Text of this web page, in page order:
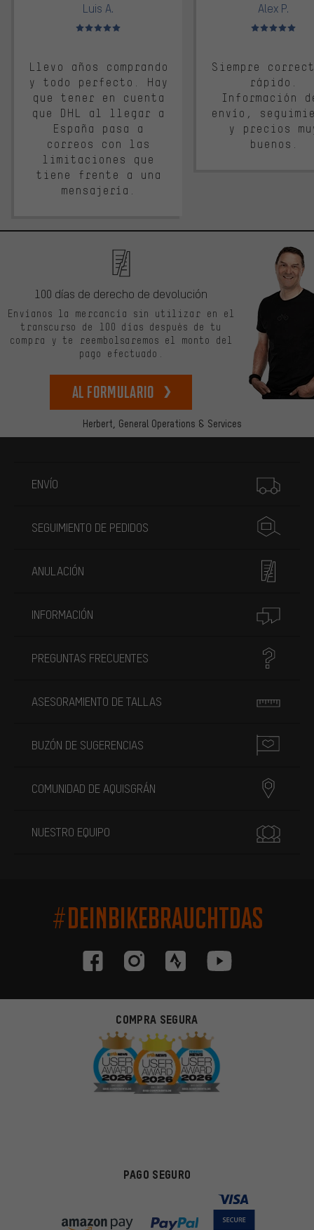
Luis A.
Valoración media: 5 de 5
Llevo años comprando
y todo perfecto. Hay
que tener en cuenta
que DHL al llegar a
España pasa a
correos con las
limitaciones que
tiene frente a una
mensajería.
Alex P.
Valoración
Siempre
rápido.
Información
envío,
y precios
buenos.
Herbert, General Operations & Services
100 días de derecho de devolución
Envíanos la mercancía sin utilizar en el
transcurso de 100 días después de tu
compra y te reembolsaremos el monto del
pago efectuado.
Al formulario
ENVÍO
SEGUIMIENTO DE PEDIDOS
ANULACIÓN
INFORMACIÓN
PREGUNTAS FRECUENTES
ASESORAMIENTO DE TALLAS
BUZÓN DE SUGERENCIAS
COMUNIDAD DE AQUISGRÁN
NUESTRO EQUIPO
#DEINBIKEBRAUCHTDAS
COMPRA SEGURA
PAGO SEGURO